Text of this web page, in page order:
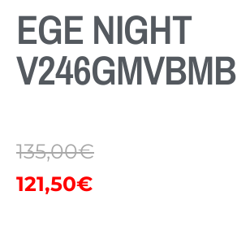
EGE NIGHT
V246GMVBMB
135,00€
121,50€